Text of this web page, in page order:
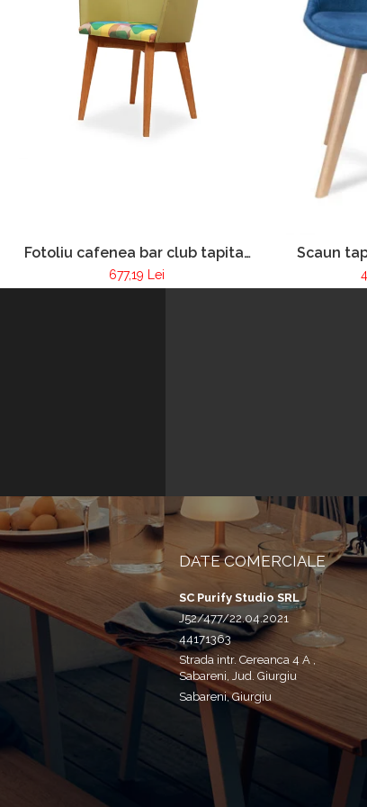
Fotoliu cafenea bar club tapitat
cadru lemn Pur 255
677,19 Lei
Scaun
DATE COMERCIALE
SC Purify Studio SRL
J52/477/22.04.2021
44171363
Strada intr. Cereanca 4 A ,
Sabareni, Jud. Giurgiu
Sabareni, Giurgiu